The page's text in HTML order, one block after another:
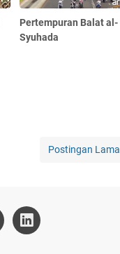
Pertempuran Balat al-
Syuhada
Postingan Lama